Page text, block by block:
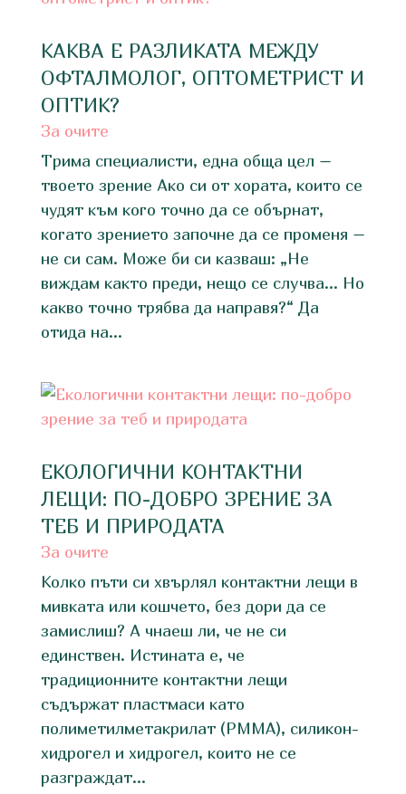
КАКВА Е РАЗЛИКАТА МЕЖДУ
ОФТАЛМОЛОГ, ОПТОМЕТРИСТ И
ОПТИК?
За очите
Трима специалисти, една обща цел –
твоето зрение Ако си от хората, които се
чудят към кого точно да се обърнат,
когато зрението започне да се променя –
не си сам. Може би си казваш: „Не
виждам както преди, нещо се случва… Но
какво точно трябва да направя?“ Да
отида на...
ЕКОЛОГИЧНИ КОНТАКТНИ
ЛЕЩИ: ПО-ДОБРО ЗРЕНИЕ ЗА
ТЕБ И ПРИРОДАТА
За очите
Колко пъти си хвърлял контактни лещи в
мивката или кошчето, без дори да се
замислиш? А чнаеш ли, че не си
единствен. Истината е, че
традиционните контактни лещи
съдържат пластмаси като
полиметилметакрилат (PMMA), силикон-
хидрогел и хидрогел, които не се
разграждат...